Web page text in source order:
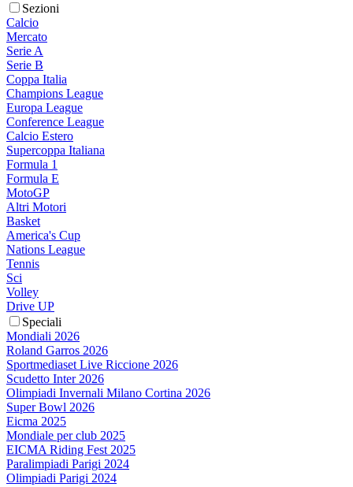
Sezioni
Calcio
Mercato
Serie A
Serie B
Coppa Italia
Champions League
Europa League
Conference League
Calcio Estero
Supercoppa Italiana
Formula 1
Formula E
MotoGP
Altri Motori
Basket
America's Cup
Nations League
Tennis
Sci
Volley
Drive UP
Speciali
Mondiali 2026
Roland Garros 2026
Sportmediaset Live Riccione 2026
Scudetto Inter 2026
Olimpiadi Invernali Milano Cortina 2026
Super Bowl 2026
Eicma 2025
Mondiale per club 2025
EICMA Riding Fest 2025
Paralimpiadi Parigi 2024
Olimpiadi Parigi 2024